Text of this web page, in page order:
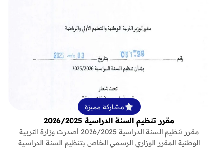
قراءة المزيد عن مقرر تنظيم السنة الدراسية
مشاركة مميزة
مقرر تنظيم السنة الدراسية 2026/2025
مقرر تنظيم السنة الدراسية 2026/2025 أصدرت وزارة التربية
الوطنية المقرر الوزاري الرسمي الخاص بتنظيم السنة الدراسية